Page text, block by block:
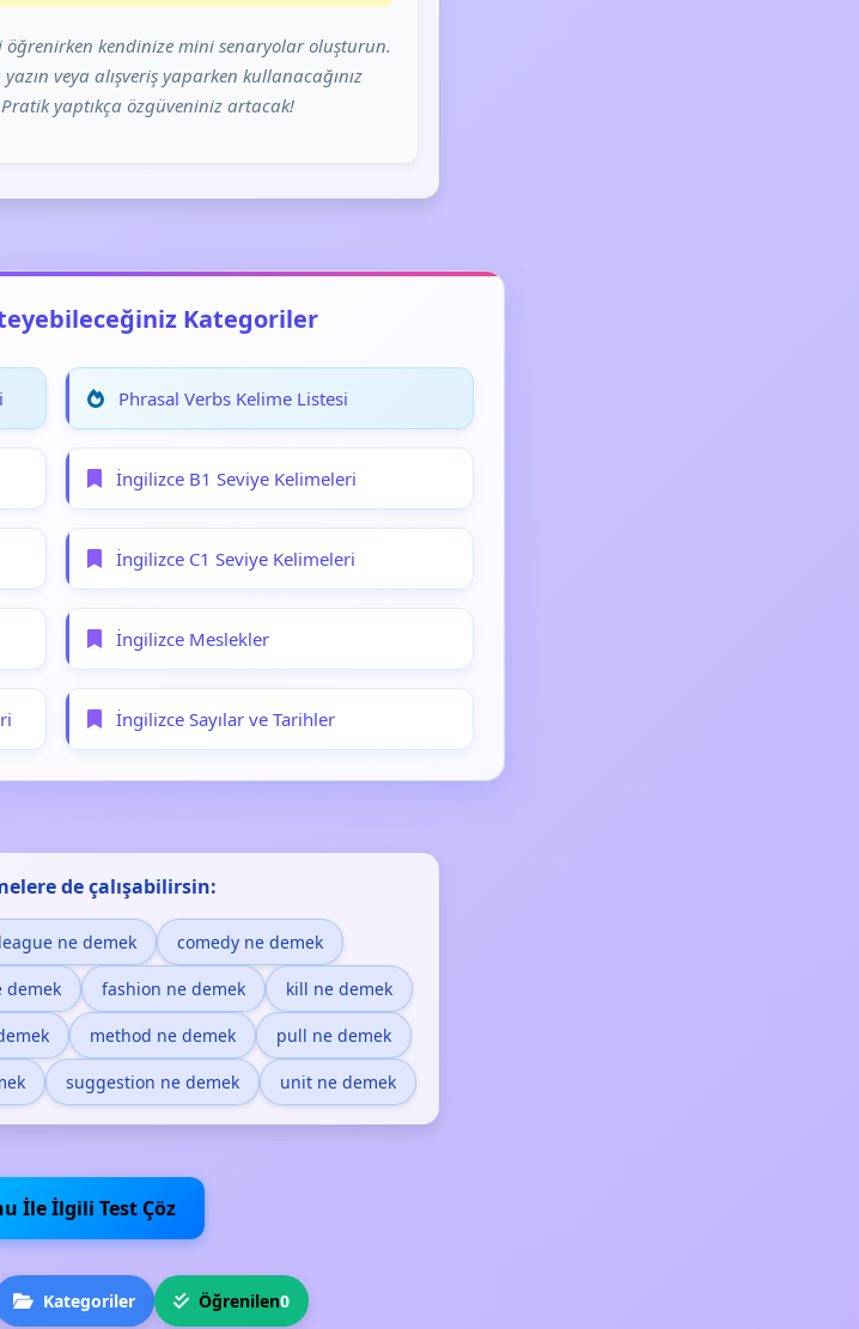
öğrenirken kendinize mini senaryolar oluşturun.
veya alışveriş yaparken kullanacağınız
yaptıkça özgüveniniz artacak!
Kategoriler
Phrasal Verbs Kelime Listesi
İngilizce B1 Seviye Kelimeleri
İngilizce C1 Seviye Kelimeleri
İngilizce Meslekler
İngilizce Sayılar ve Tarihler
de çalışabilirsin:
ne demek comedy ne demek
demek fashion ne demek kill ne demek
method ne demek pull ne demek
suggestion ne demek unit ne demek
İle İlgili Test Çöz
Kategoriler Öğrenilen0